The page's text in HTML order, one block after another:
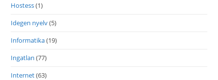
Hostess(1)
Idegen nyelv(5)
Informatika(19)
Ingatlan (77)
Internet(63)